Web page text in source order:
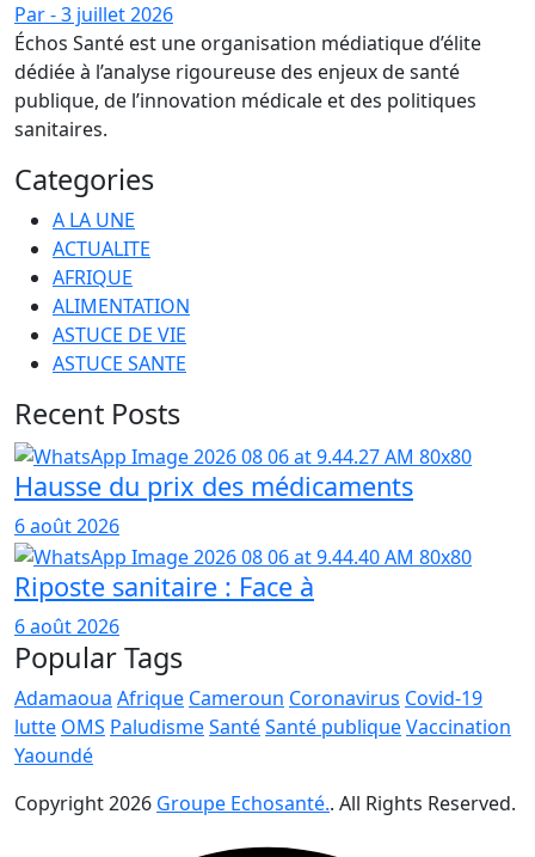
Par -3 juillet 2026
Échos Santé est une organisation médiatique d’élite
dédiée à l’analyse rigoureuse des enjeux de santé
publique, de l’innovation médicale et des politiques
sanitaires.
Categories
A LA UNE
ACTUALITE
AFRIQUE
ALIMENTATION
ASTUCE DE VIE
ASTUCE SANTE
Recent Posts
Hausse du prix des médicaments
6 août 2026
Riposte sanitaire : Face à
6 août 2026
Popular Tags
Adamaoua Afrique Cameroun Coronavirus Covid-19
lutte OMS PaludismeSantéSanté publiqueVaccination
Yaoundé
Copyright2026 Groupe Echosanté.. All Rights Reserved.